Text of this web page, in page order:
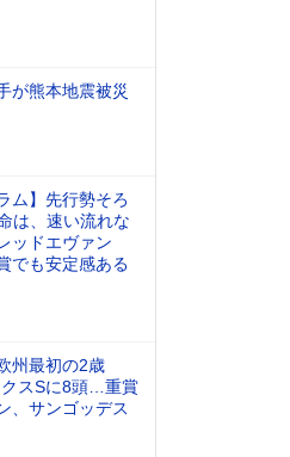
が熊本地震被災
ム】先行勢そろ
は、速い流れな
ッドエヴァン
でも安定感ある
州最初の2歳
スSに8頭…重賞
、サンゴッデス